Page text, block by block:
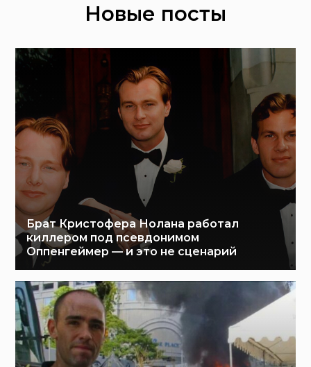
Новые посты
Брат Кристофера Нолана работал
киллером под псевдонимом
Оппенгеймер — и это не сценарий